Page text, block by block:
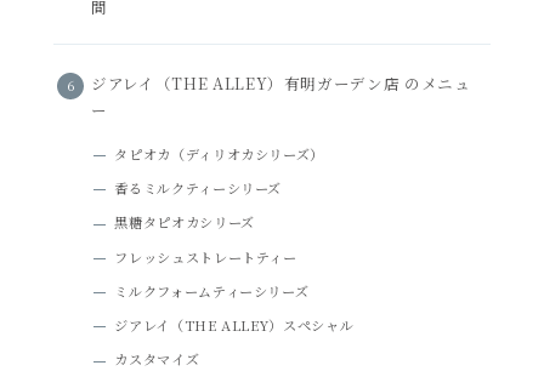
間
ジアレイ（THE ALLEY）有明ガーデン店 のメニュ
ー
タピオカ（ディリオカシリーズ）
香るミルクティーシリーズ
黒糖タピオカシリーズ
フレッシュストレートティー
ミルクフォームティーシリーズ
ジアレイ（THE ALLEY）スペシャル
カスタマイズ